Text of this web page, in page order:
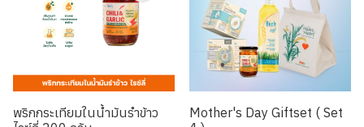
พริกกระเทียมในน้ำมันรำข้าว
Mother's Day Giftset ( Set